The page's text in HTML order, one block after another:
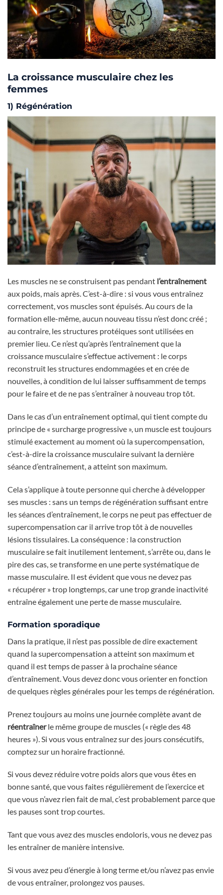
La croissance musculaire chez les
femmes
1) Régénération
Les muscles ne se construisent pas pendant l’entraînement
aux poids, mais après. C’est-à-dire : si vous vous entraînez
correctement, vos muscles sont épuisés. Au cours de la
formation elle-même, aucun nouveau tissu n’est donc créé ;
au contraire, les structures protéiques sont utilisées en
premier lieu. Ce n’est qu’après l’entraînement que la
croissance musculaire s’effectue activement : le corps
reconstruit les structures endommagées et en crée de
nouvelles, à condition de lui laisser suffisamment de temps
pour le faire et de ne pas s’entraîner à nouveau trop tôt.
Dans le cas d’un entraînement optimal, qui tient compte du
principe de « surcharge progressive », un muscle est toujours
stimulé exactement au moment où la supercompensation,
c’est-à-dire la croissance musculaire suivant la dernière
séance d’entraînement, a atteint son maximum.
Cela s’applique à toute personne qui cherche à développer
ses muscles : sans un temps de régénération suffisant entre
les séances d’entraînement, le corps ne peut pas effectuer de
supercompensation car il arrive trop tôt à de nouvelles
lésions tissulaires. La conséquence : la construction
musculaire se fait inutilement lentement, s’arrête ou, dans le
pire des cas, se transforme en une perte systématique de
masse musculaire. Il est évident que vous ne devez pas
« récupérer » trop longtemps, car une trop grande inactivité
entraîne également une perte de masse musculaire.
Formation sporadique
Dans la pratique, il n’est pas possible de dire exactement
quand la supercompensation a atteint son maximum et
quand il est temps de passer à la prochaine séance
d’entraînement. Vous devez donc vous orienter en fonction
de quelques règles générales pour les temps de régénération.
Prenez toujours au moins une journée complète avant de
réentraînerle même groupe de muscles (« règle des 48
heures »). Si vous vous entraînez sur des jours consécutifs,
comptez sur un horaire fractionné.
Si vous devez réduire votre poids alors que vous êtes en
bonne santé, que vous faites régulièrement de l’exercice et
que vous n’avez rien fait de mal, c’est probablement parce que
les pauses sont trop courtes.
Tant que vous avez des muscles endoloris, vous ne devez pas
les entraîner de manière intensive.
Si vous avez peu d’énergie à long terme et/ou n’avez pas envie
de vous entraîner, prolongez vos pauses.